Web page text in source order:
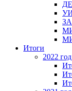
Итоги
2022 год